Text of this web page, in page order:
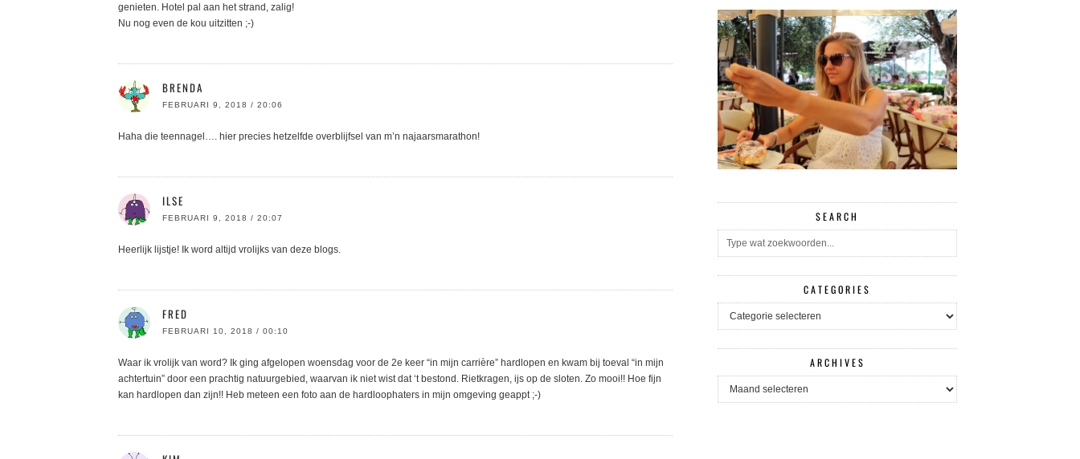
genieten. Hotel pal aan het strand, zalig!
Nu nog even de kou uitzitten ;-)
BRENDA
FEBRUARI 9, 2018 / 20:06
Haha die teennagel…. hier precies hetzelfde overblijfsel van m’n najaarsmarathon!
ILSE
FEBRUARI 9, 2018 / 20:07
Heerlijk lijstje! Ik word altijd vrolijks van deze blogs.
FRED
FEBRUARI 10, 2018 / 00:10
Waar ik vrolijk van word? Ik ging afgelopen woensdag voor de 2e keer “in mijn carrière” hardlopen en kwam bij toeval “in mijn
achtertuin” door een prachtig natuurgebied, waarvan ik niet wist dat ‘t bestond. Rietkragen, ijs op de sloten. Zo mooi!! Hoe fijn
kan hardlopen dan zijn!! Heb meteen een foto aan de hardloophaters in mijn omgeving geappt ;-)
SEARCH
CATEGORIES
CATEGORIES
ARCHIVES
ARCHIVES